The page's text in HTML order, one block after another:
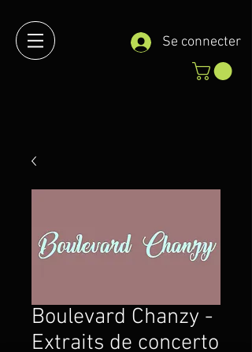
Se connecter
Boulevard Chanzy -
Extraits de concerto